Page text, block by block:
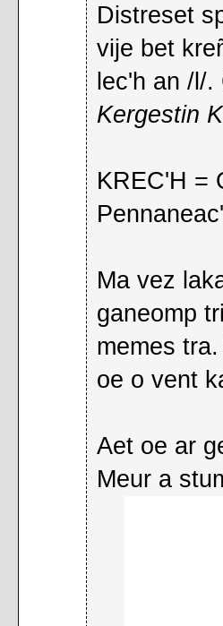
Distreset
vije bet
lec'h an /l/
Kergestin
KREC'H =
Ma vez
ganeomp
memes
oe o vent
Aet oe ar
Meur a